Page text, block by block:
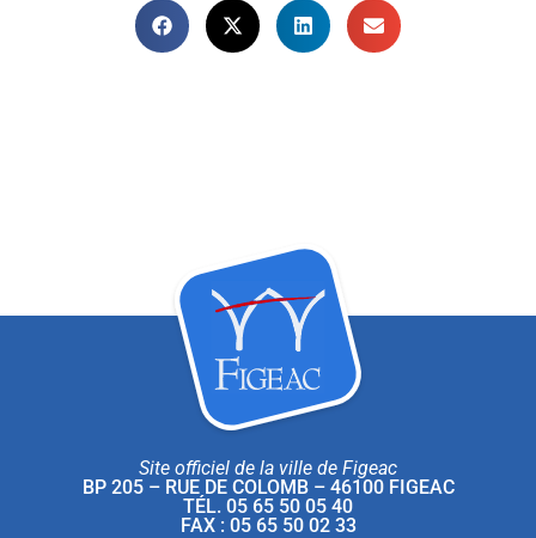
Site officiel de la ville de Figeac
BP 205 – RUE DE COLOMB – 46100 FIGEAC
TÉL. 05 65 50 05 40
FAX : 05 65 50 02 33